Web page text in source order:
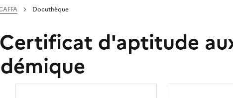
Docuthèque
d'aptitude